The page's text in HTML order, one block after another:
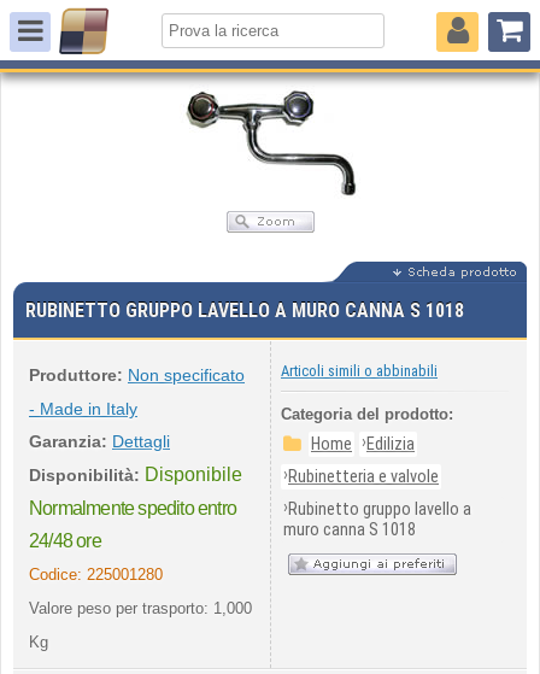
RUBINETTO GRUPPO LAVELLO A MURO CANNA S 1018
Produttore: Non specificato
- Made in Italy
Garanzia: Dettagli
Disponibilità: Disponibile
Normalmente spedito entro
24/48 ore
Codice: 225001280
Valore peso per trasporto: 1,000
Kg
Articoli simili o abbinabili
Categoria del prodotto:
Home ›Edilizia
›Rubinetteria e valvole
›Rubinetto gruppo lavello a
muro canna S 1018